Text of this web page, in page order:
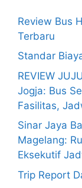
Review Bus
Terbaru
Standar
REVIEW
Jogja: Bus
Fasilitas,
Sinar Jaya
Magelang:
Eksekutif
Trip Report